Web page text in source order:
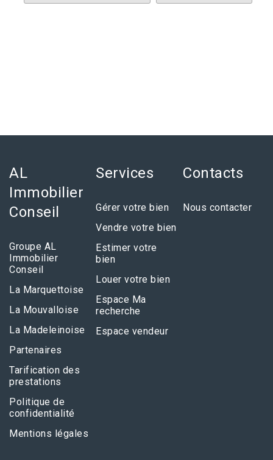
AL
Immobilier
Conseil
Groupe AL
Immobilier
Conseil
La Marquettoise
La Mouvalloise
La Madeleinoise
Partenaires
Tarification des
prestations
Politique de
confidentialité
Mentions légales
Services
Gérer votre bien
Vendre votre bien
Estimer votre
bien
Louer votre bien
Espace Ma
recherche
Espace vendeur
Contacts
Nous contacter